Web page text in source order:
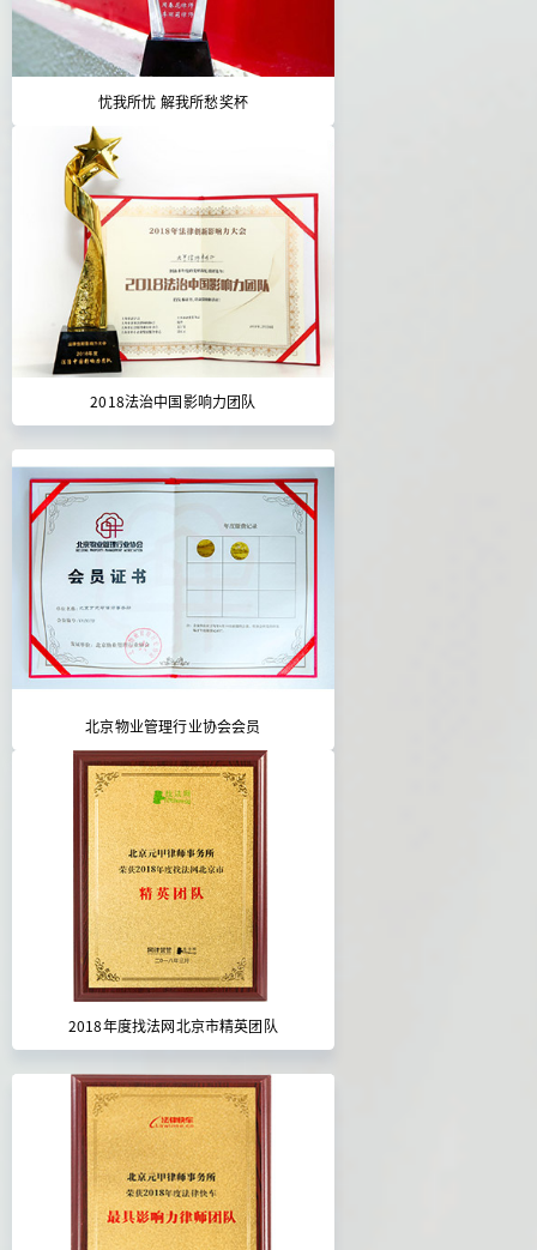
忧我所忧 解我所愁奖杯
2018法治中国影响力团队
北京物业管理行业协会会员
2018年度找法网北京市精英团队